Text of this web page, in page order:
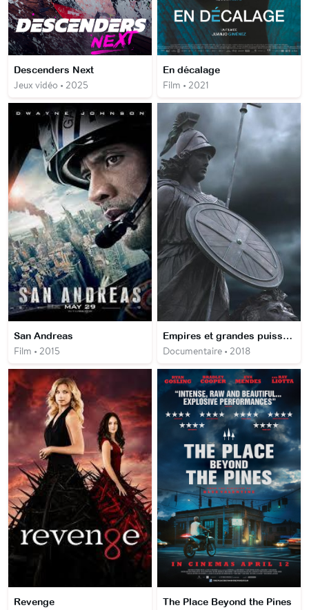
Descenders Next
Jeux vidéo • 2025
En décalage
Film • 2021
San Andreas
Film • 2015
Empires et grandes puissances
Documentaire • 2018
Revenge The Place Beyond the Pines